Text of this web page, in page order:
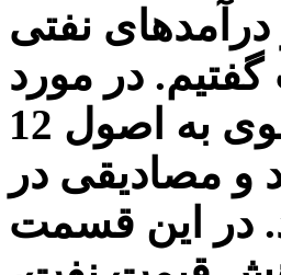
نفتی
در مورد
اصول جدید اضافه شده توسط محمدرضا پهلوی به اصول 12
و مصادیقی در
در این قسمت